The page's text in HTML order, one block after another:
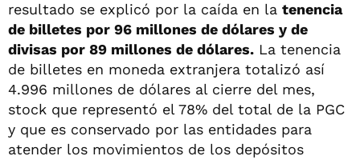
resultado se explicó por la caída en la tenencia
de billetes por 96 millones de dólares y de
divisas por 89 millones de dólares. La tenencia
de billetes en moneda extranjera totalizó así
4.996 millones de dólares al cierre del mes,
stock que representó el 78% del total de la PGC
y que es conservado por las entidades para
atender los movimientos de los depósitos